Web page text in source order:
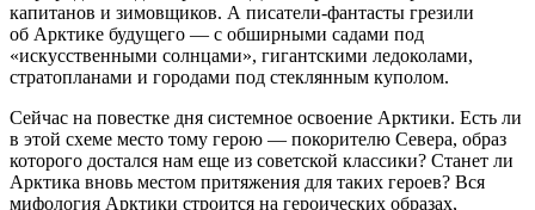
капитанов и зимовщиков. А писатели-фантасты грезили
об Арктике будущего — с обширными садами под
«искусственными солнцами», гигантскими ледоколами,
стратопланами и городами под стеклянным куполом.
Сейчас на повестке дня системное освоение Арктики. Есть ли
в этой схеме место тому герою — покорителю Севера, образ
которого достался нам еще из советской классики? Станет ли
Арктика вновь местом притяжения для таких героев? Вся
мифология Арктики строится на героических образах,